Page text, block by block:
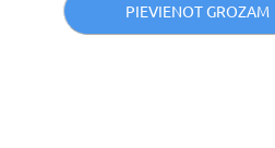
PIEVIENOT GROZAM